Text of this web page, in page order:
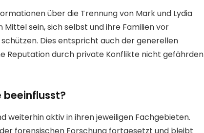
über die Trennung von Mark und Lydia
sein, sich selbst und ihre Familien vor
Dies entspricht auch der generellen
Reputation durch private Konflikte nicht gefährden
beeinflusst?
weiterhin aktiv in ihren jeweiligen Fachgebieten.
forensischen Forschung fortgesetzt und bleibt